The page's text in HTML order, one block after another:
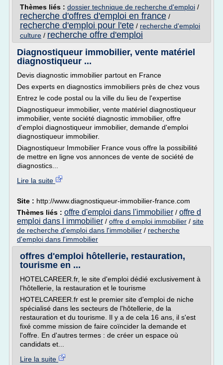
Thèmes liés : dossier technique de recherche d'emploi /
recherche d'offres d'emploi en france /
recherche d'emploi pour l'ete / recherche d'emploi
culture / recherche offre d'emploi
Diagnostiqueur immobilier, vente matériel
diagnostiqueur ...
Devis diagnostic immobilier partout en France
Des experts en diagnostics immobiliers près de chez vous
Entrez le code postal ou la ville du lieu de l'expertise
Diagnostiqueur immobilier, vente matériel diagnostiqueur
immobilier, vente société diagnostic immobilier, offre
d'emploi diagnostiqueur immobilier, demande d'emploi
diagnostiqueur immobilier.
Diagnostiqueur Immobilier France vous offre la possibilité
de mettre en ligne vos annonces de vente de société de
diagnostics...
Lire la suite
Site : http://www.diagnostiqueur-immobilier-france.com
Thèmes liés : offre d'emploi dans l'immobilier / offre d
emploi dans l immobilier / offre d emploi immobilier / site
de recherche d'emploi dans l'immobilier / recherche
d'emploi dans l'immobilier
offres d'emploi hôtellerie, restauration,
tourisme en ...
HOTELCAREER.fr, le site d'emploi dédié exclusivement à
l'hôtellerie, la restauration et le tourisme
HOTELCAREER.fr est le premier site d'emploi de niche
spécialisé dans les secteurs de l'hôtellerie, de la
restauration et du tourisme. Il y a de cela 16 ans, il s'est
fixé comme mission de faire coïncider la demande et
l'offre. En d'autres termes : de créer un espace où
candidats et...
Lire la suite